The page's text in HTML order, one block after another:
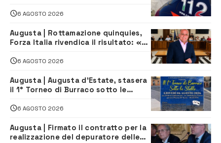
6 AGOSTO 2026
Augusta | Rottamazione quinquies,
Forza Italia rivendica il risultato: «La
6 AGOSTO 2026
Augusta | Augusta d’Estate, stasera
il 1° Torneo di Burraco sotto le
6 AGOSTO 2026
Augusta | Firmato il contratto per la
realizzazione del depuratore delle